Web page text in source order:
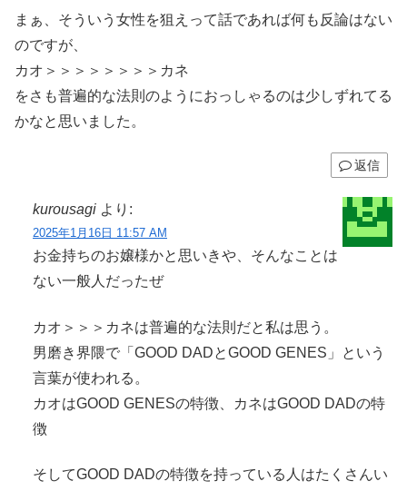
まぁ、そういう女性を狙えって話であれば何も反論はない
のですが、
カオ＞＞＞＞＞＞＞＞カネ
をさも普遍的な法則のようにおっしゃるのは少しずれてる
かなと思いました。
返信
kurousagi より:
2025年1月16日 11:57 AM
お金持ちのお嬢様かと思いきや、そんなことは
ない一般人だったぜ
カオ＞＞＞カネは普遍的な法則だと私は思う。
男磨き界隈で「GOOD DADとGOOD GENES」という
言葉が使われる。
カオはGOOD GENESの特徴、カネはGOOD DADの特
徴
そしてGOOD DADの特徴を持っている人はたくさんい